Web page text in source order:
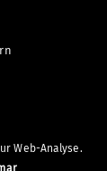
Web-Analyse.